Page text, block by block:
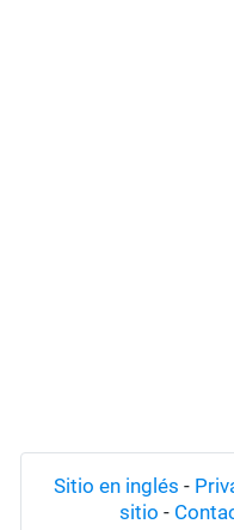
Sitio en inglés -
sitio -